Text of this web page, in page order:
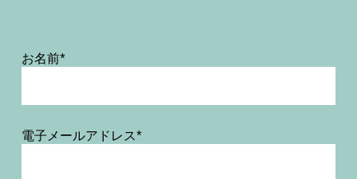
お名前*
電子メールアドレス*